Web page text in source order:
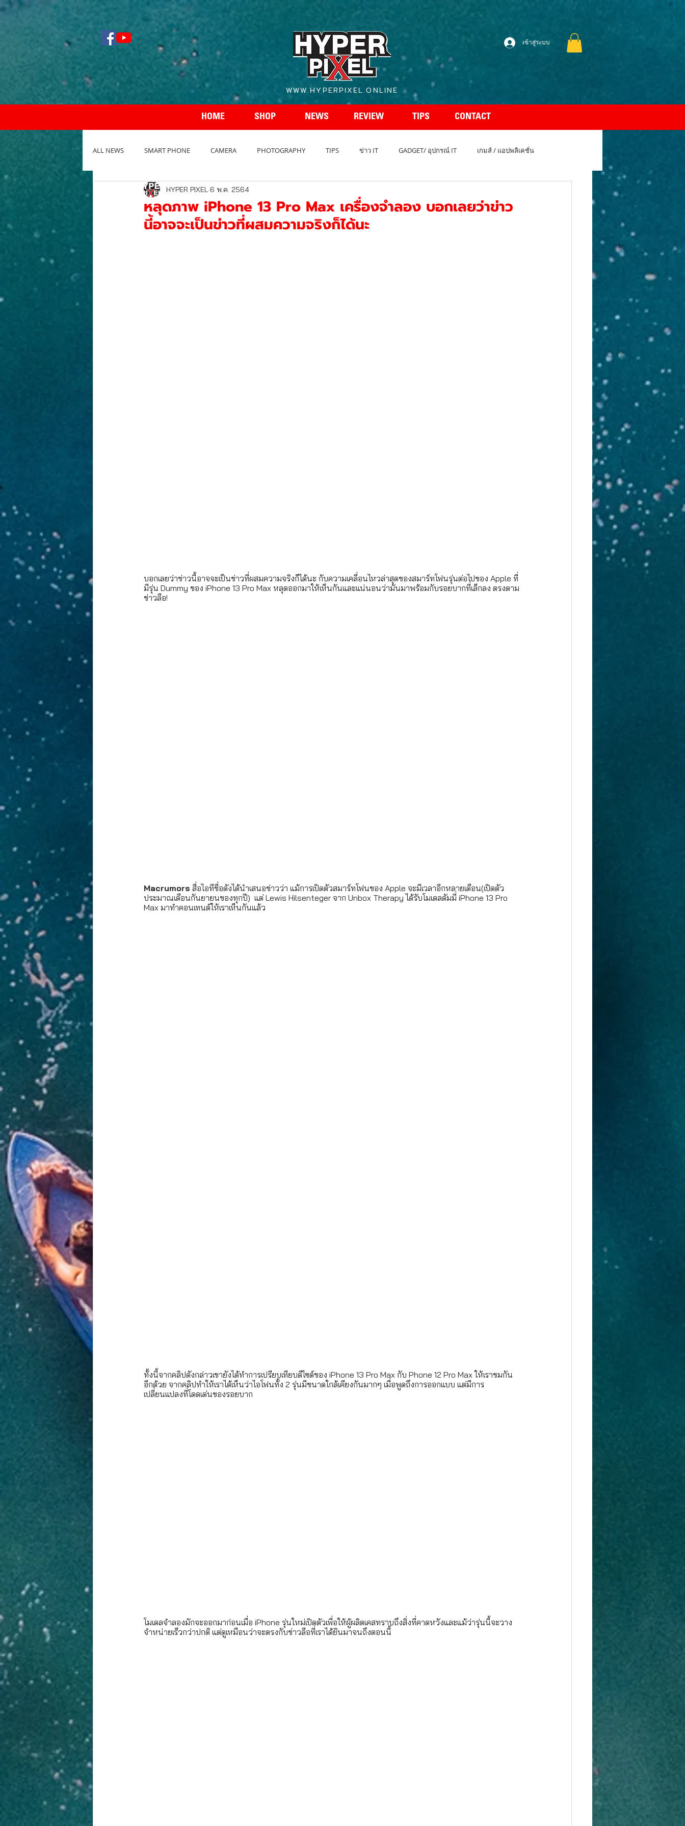
เข้าสู่ระบบ
WWW.HYPERPIXEL.ONLINE
HOME SHOP NEWS REVIEW TIPS CONTACT
ALL NEWS SMART PHONE CAMERA PHOTOGRAPHY TIPS ข่าว IT GADGET/ อุปกรณ์ IT เกมส์ / แอปพลิเคชั่น
NOTEBOOK / PC REVIEW กล้อง REVIEW โทรศัพท์
งานประกวดภาพวาด PR-NEWS
หลุดภาพ iPhone 13 Pro Max เครื่องจำลอง บอกเลยว่าข่าว
นี้อาจจะเป็นข่าวที่ผสมความจริงก็ได้นะ
HYPER PIXEL 6 พ.ค. 2564
บอกเลยว่าข่าวนี้อาจจะเป็นข่าวที่ผสมความจริงก็ได้นะ กับความเคลื่อนไหวล่าสุดของสมาร์ทโฟนรุ่นต่อไปของ Apple ที่
มีรุ่น Dummy ของ iPhone 13 Pro Max หลุดออกมาให้เห็นกันและแน่นอนว่ามันมาพร้อมกับรอยบากที่เล็กลง ตรงตาม
ข่าวลือ!
Macrumors สื่อไอทีชื่อดังได้นำเสนอข่าวว่า แม้การเปิดตัวสมาร์ทโฟนของ Apple จะมีเวลาอีกหลายเดือน(เปิดตัว
ประมาณเดือนกันยายนของทุกปี)  แต่ Lewis Hilsenteger จาก Unbox Therapy ได้รับโมเดลดัมมี่ iPhone 13 Pro
Max มาทำคอนเทนต์ให้เราเห็นกันแล้ว
ทั้งนี้จากคลิปดังกล่าวเขายังได้ทำการเปรียบเทียบดีไซต์ของ iPhone 13 Pro Max กับ Phone 12 Pro Max ให้เราชมกัน
อีกด้วย จากคลิปทำให้เราได้เห็นว่าไอโฟนทั้ง 2 รุ่นมีขนาดใกล้เคียงกันมากๆ เมื่อพูดถึงการออกแบบ แต่มีการ
เปลี่ยนแปลงที่โดดเด่นของรอยบาก
โมเดลจำลองมักจะออกมาก่อนเมื่อ ‌iPhone‌ รุ่นใหม่เปิดตัวเพื่อให้ผู้ผลิตเคสทราบถึงสิ่งที่คาดหวังและแม้ว่ารุ่นนี้จะวาง
จำหน่ายเร็วกว่าปกติ แต่ดูเหมือนว่าจะตรงกับข่าวลือที่เราได้ยินมาจนถึงตอนนี้